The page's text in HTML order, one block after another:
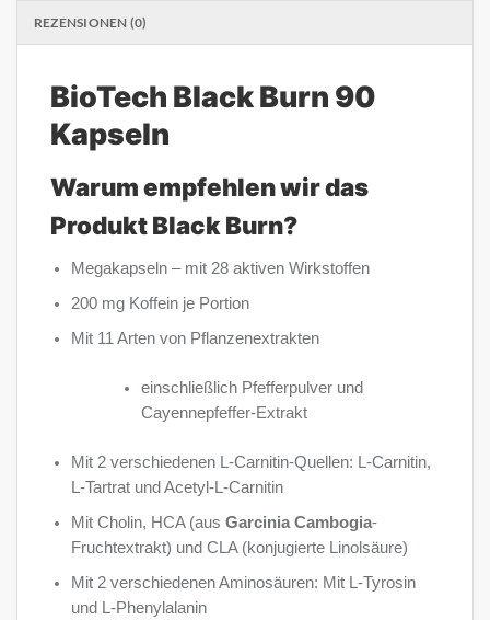
REZENSIONEN (0)
BioTech Black Burn 90
Kapseln
Warum empfehlen wir das
Produkt Black Burn?
Megakapseln – mit 28 aktiven Wirkstoffen
200 mg Koffein je Portion
Mit 11 Arten von Pflanzenextrakten
einschließlich Pfefferpulver und
Cayennepfeffer-Extrakt
Mit 2 verschiedenen L-Carnitin-Quellen: L-Carnitin,
L-Tartrat und Acetyl-L-Carnitin
Mit Cholin, HCA (ausGarcinia Cambogia-
Fruchtextrakt) und CLA (konjugierte Linolsäure)
Mit 2 verschiedenen Aminosäuren: Mit L-Tyrosin
und L-Phenylalanin